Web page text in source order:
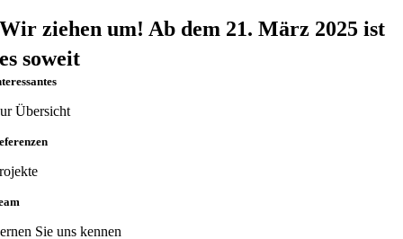
Wir ziehen um! Ab dem 21. März 2025 ist
es soweit
Übersicht
Sie uns kennen